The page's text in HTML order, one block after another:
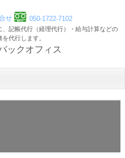
せ 050-1722-7102
記帳代行（経理代行）・給与計算などの
代行します。
ックオフィス